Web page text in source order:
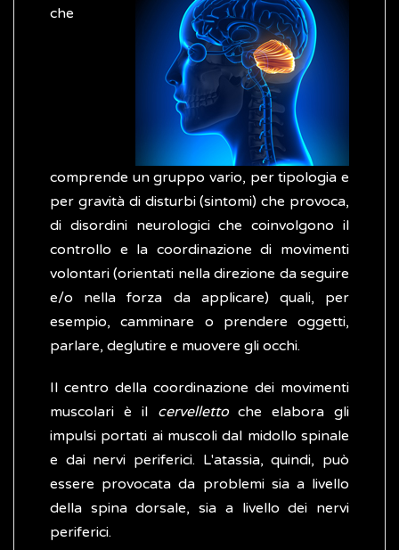
che
comprende un gruppo vario, per tipologia e
per gravità di disturbi (sintomi) che provoca,
di disordini neurologici che coinvolgono il
controllo e la coordinazione di movimenti
volontari (orientati nella direzione da seguire
e/o nella forza da applicare) quali, per
esempio, camminare o prendere oggetti,
parlare, deglutire e muovere gli occhi.
Il centro della coordinazione dei movimenti
muscolari è il cervellettoche elabora gli
impulsi portati ai muscoli dal midollo spinale
e dai nervi periferici. L'atassia, quindi, può
essere provocata da problemi sia a livello
della spina dorsale, sia a livello dei nervi
periferici.